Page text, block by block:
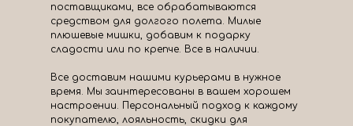
поставщиками, все обрабатываются
средством для долгого полета. Милые
плюшевые мишки, добавим к подарку
сладости или по крепче. Все в наличии.
Все доставим нашими курьерами в нужное
время. Мы заинтересованы в вашем хорошем
настроении. Персональный подход к каждому
покупателю, лояльность, скидки для